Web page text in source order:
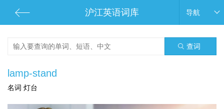
沪江英语词库 导航
查词
lamp-stand
名词 灯台